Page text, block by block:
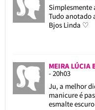
Simplesmente
Tudo anotado
Bjos Linda ♡
MEIRA LÚCIA
- 20h03
Ju, a melhor
manicure é
esmalte